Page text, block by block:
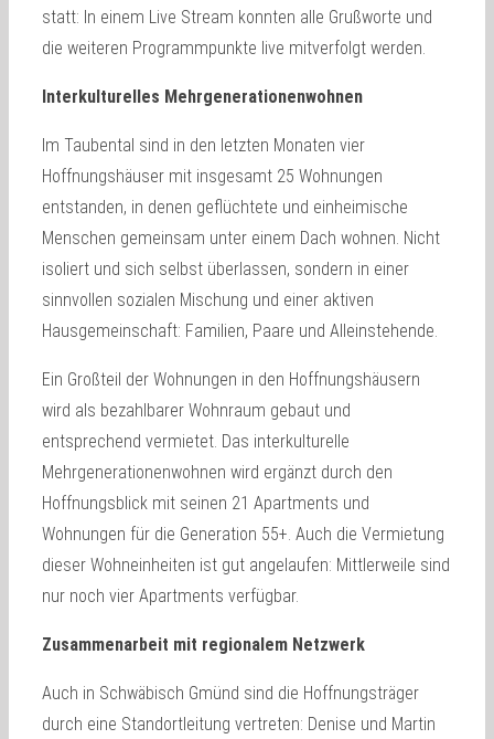
statt: In einem Live Stream konnten alle Grußworte und
die weiteren Programmpunkte live mitverfolgt werden.
Interkulturelles Mehrgenerationenwohnen
Im Taubental sind in den letzten Monaten vier
Hoffnungshäuser mit insgesamt 25 Wohnungen
entstanden, in denen geflüchtete und einheimische
Menschen gemeinsam unter einem Dach wohnen. Nicht
isoliert und sich selbst überlassen, sondern in einer
sinnvollen sozialen Mischung und einer aktiven
Hausgemeinschaft: Familien, Paare und Alleinstehende.
Ein Großteil der Wohnungen in den Hoffnungshäusern
wird als bezahlbarer Wohnraum gebaut und
entsprechend vermietet. Das interkulturelle
Mehrgenerationenwohnen wird ergänzt durch den
Hoffnungsblick mit seinen 21 Apartments und
Wohnungen für die Generation 55+. Auch die Vermietung
dieser Wohneinheiten ist gut angelaufen: Mittlerweile sind
nur noch vier Apartments verfügbar.
Zusammenarbeit mit regionalem Netzwerk
Auch in Schwäbisch Gmünd sind die Hoffnungsträger
durch eine Standortleitung vertreten: Denise und Martin